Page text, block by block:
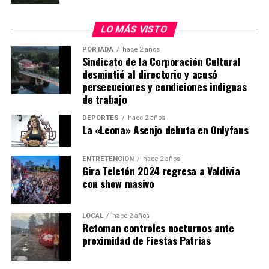
ubicar a personas prófugas de la justicia.
“Le pido a toda la gente que siga rezando, que siga
pidiendo por la salud del cabo primero Cosme”, expresó.
Procedimiento terminó con imputado
detenido
El operativo se desarrolló durante la tarde del miércoles
15 de julio en una vivienda ubicada en el sector Las
Minas, donde personal del Grupo de Operaciones
Policiales Especiales (GOPE) intentaba concretar la
captura de Carlos Cancino Tapia.
Según los antecedentes investigativos, el sujeto era
buscado por su presunta participación en el homicidio
del suboficial mayor Eugenio Naín, funcionario
LO MÁS VISTO
PORTADA hace 2 años
Sindicato de la Corporación Cultural
desmintió al directorio y acusó
persecuciones y condiciones indignas
de trabajo
DEPORTES hace 2 años
La «Leona» Asenjo debuta en Onlyfans
ENTRETENCIÓN hace 2 años
Gira Teletón 2024 regresa a Valdivia
con show masivo
LOCAL hace 2 años
Retoman controles nocturnos ante
proximidad de Fiestas Patrias